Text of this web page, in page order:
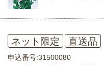
ネット限定 直送品
申込番号:31500080